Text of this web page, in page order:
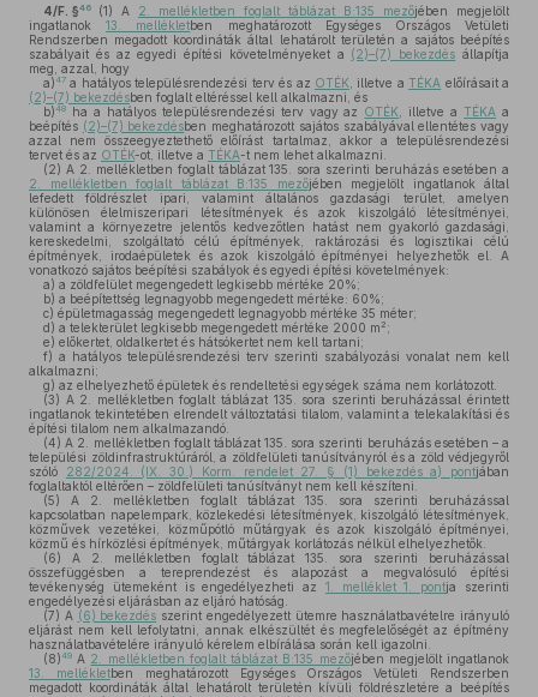
4/F. §46 (1) A 2. mellékletben foglalt táblázat B:135 mezőjében megjelölt
ingatlanok13. mellékletben meghatározott Egységes Országos Vetületi
Rendszerben megadott koordináták által lehatárolt területén a sajátos beépítés
szabályait és az egyedi építési követelményeket a (2)–(7) bekezdés állapítja
meg, azzal, hogy
a)47 a hatályos településrendezési terv és az OTÉK , illetve a TÉKA előírásait a
(2)–(7) bekezdésben foglalt eltéréssel kell alkalmazni, és
b)48 ha a hatályos településrendezési terv vagy az OTÉK , illetve a TÉKA a
beépítés (2)–(7) bekezdésben meghatározott sajátos szabályával ellentétes vagy
azzal nem összeegyeztethető előírást tartalmaz, akkor a településrendezési
tervet és az OTÉK-ot, illetve a TÉKA-t nem lehet alkalmazni.
(2) A 2. mellékletben foglalt táblázat 135. sora szerinti beruházás esetében a
2. mellékletben foglalt táblázat B:135 mezőjében megjelölt ingatlanok által
lefedett földrészlet ipari, valamint általános gazdasági terület, amelyen
különösen élelmiszeripari létesítmények és azok kiszolgáló létesítményei,
valamint a környezetre jelentős kedvezőtlen hatást nem gyakorló gazdasági,
kereskedelmi, szolgáltató célú építmények, raktározási és logisztikai célú
építmények, irodaépületek és azok kiszolgáló építményei helyezhetők el. A
vonatkozó sajátos beépítési szabályok és egyedi építési követelmények:
a) a zöldfelület megengedett legkisebb mértéke 20%;
b) a beépítettség legnagyobb megengedett mértéke: 60%;
c) épületmagasság megengedett legnagyobb mértéke 35 méter;
d) a telekterület legkisebb megengedett mértéke 2000 m 2 ;
e) előkertet, oldalkertet és hátsókertet nem kell tartani;
f) a hatályos településrendezési terv szerinti szabályozási vonalat nem kell
alkalmazni;
g) az elhelyezhető épületek és rendeltetési egységek száma nem korlátozott.
(3) A 2. mellékletben foglalt táblázat 135. sora szerinti beruházással érintett
ingatlanok tekintetében elrendelt változtatási tilalom, valamint a telekalakítási és
építési tilalom nem alkalmazandó.
(4) A 2. mellékletben foglalt táblázat 135. sora szerinti beruházás esetében – a
települési zöldinfrastruktúráról, a zöldfelületi tanúsítványról és a zöld védjegyről
szóló
282/2024. (IX. 30.) Korm. rendelet 27. § (1) bekezdés a) pontjában
foglaltaktól eltérően – zöldfelületi tanúsítványt nem kell készíteni.
(5) A 2. mellékletben foglalt táblázat 135. sora szerinti beruházással
kapcsolatban napelempark, közlekedési létesítmények, kiszolgáló létesítmények,
közművek vezetékei, közműpótló műtárgyak és azok kiszolgáló építményei,
közmű és hírközlési építmények, műtárgyak korlátozás nélkül elhelyezhetők.
(6) A 2. mellékletben foglalt táblázat 135. sora szerinti beruházással
összefüggésben a tereprendezést és alapozást a megvalósuló építési
tevékenység ütemeként is engedélyezheti az 1. melléklet 1. pontja szerinti
engedélyezési eljárásban az eljáró hatóság.
(7) A (6) bekezdés szerint engedélyezett ütemre használatbavételre irányuló
eljárást nem kell lefolytatni, annak elkészültét és megfelelőségét az építmény
használatbavételére irányuló kérelem elbírálása során kell igazolni.
(8)49 A 2. mellékletben foglalt táblázat B:135 mezőjében megjelölt ingatlanok
13. mellékletben meghatározott Egységes Országos Vetületi Rendszerben
megadott koordináták által lehatárolt területén kívüli földrészletére a beépítés